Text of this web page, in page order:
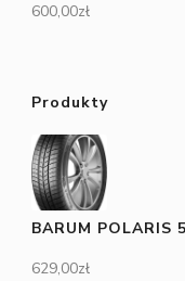
600,00zł
Produkty
BARUM POLARIS
629,00zł